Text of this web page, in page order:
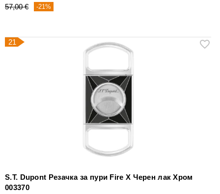
57,00 € -21%
21
S.T. Dupont Резачка за пури Fire X Черен лак Хром
003370